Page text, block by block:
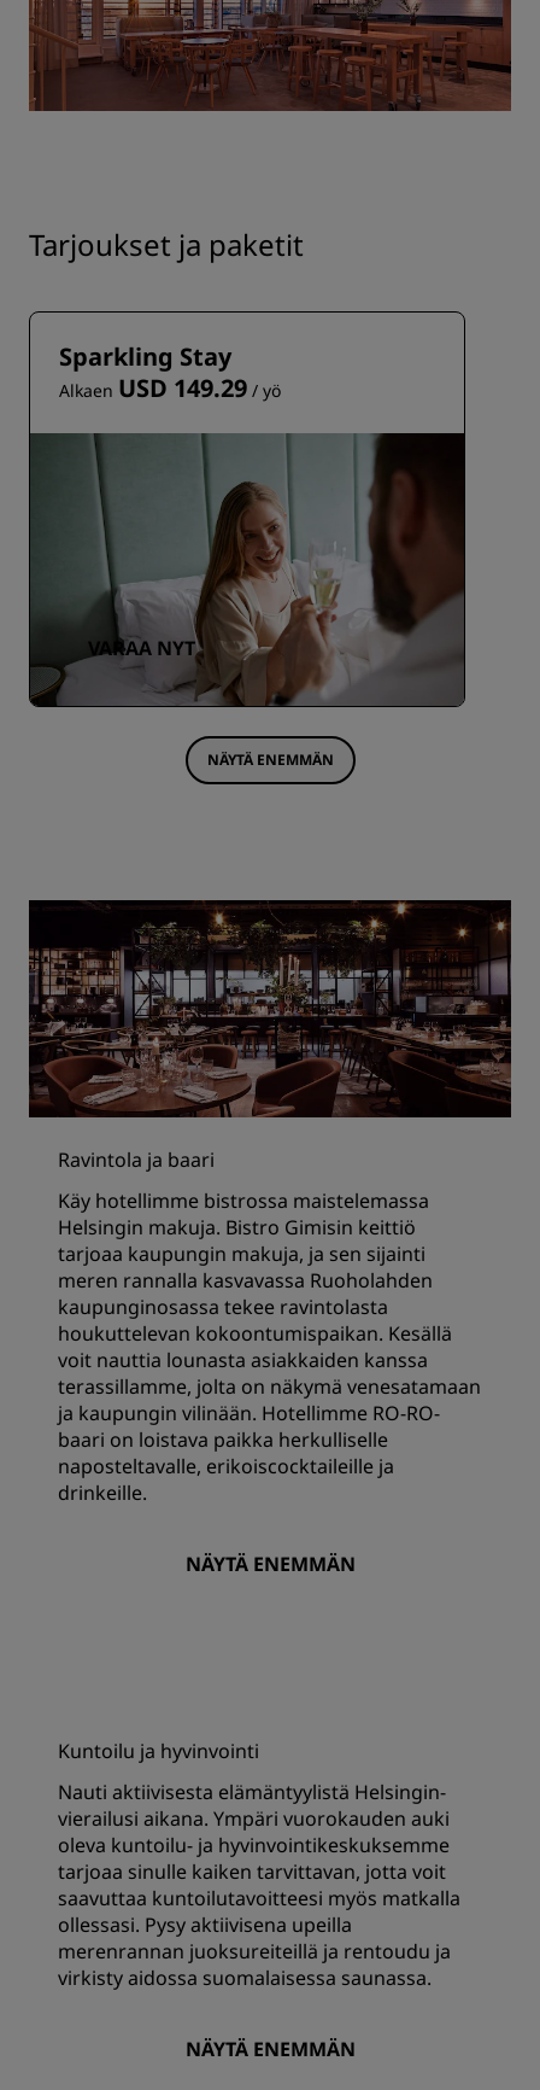
Tarjoukset ja paketit
Sparkling Stay
Alkaen USD 149.29 / yö
VARAA NYT
NÄYTÄ ENEMMÄN
Ravintola ja baari
Käy hotellimme bistrossa maistelemassa
Helsingin makuja. Bistro Gimisin keittiö
tarjoaa kaupungin makuja, ja sen sijainti
meren rannalla kasvavassa Ruoholahden
kaupunginosassa tekee ravintolasta
houkuttelevan kokoontumispaikan. Kesällä
voit nauttia lounasta asiakkaiden kanssa
terassillamme, jolta on näkymä venesatamaan
ja kaupungin vilinään. Hotellimme RO-RO-
baari on loistava paikka herkulliselle
naposteltavalle, erikoiscocktaileille ja
drinkeille.
NÄYTÄ ENEMMÄN
Kuntoilu ja hyvinvointi
Nauti aktiivisesta elämäntyylistä Helsingin-
vierailusi aikana. Ympäri vuorokauden auki
oleva kuntoilu- ja hyvinvointikeskuksemme
tarjoaa sinulle kaiken tarvittavan, jotta voit
saavuttaa kuntoilutavoitteesi myös matkalla
ollessasi. Pysy aktiivisena upeilla
merenrannan juoksureiteillä ja rentoudu ja
virkisty aidossa suomalaisessa saunassa.
NÄYTÄ ENEMMÄN